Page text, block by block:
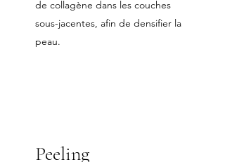
de collagène dans les couches
sous-jacentes, afin de densifier la
peau.
Peeling